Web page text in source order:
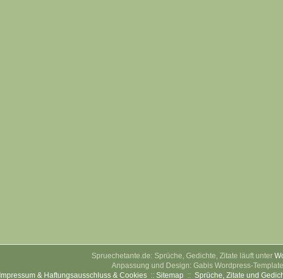
Spruechetante.de: Sprüche, Gedichte, Zitate läuft unter
Anpassung und Design: Gabis Wordpress-
Impressum & Haftungsausschluss & Cookies:: Sitemap :: Sprüche, Zitate und